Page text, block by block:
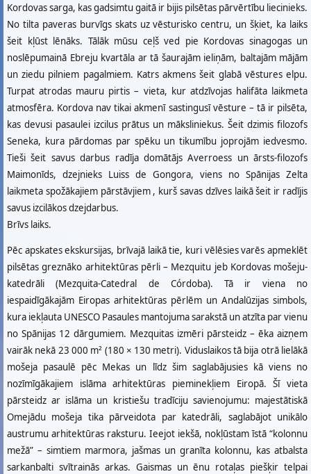
Kordovas sarga, kas gadsimtu gaitā ir bijis pilsētas pārvērtību liecinieks.
No tilta paveras burvīgs skats uz vēsturisko centru, un šķiet, ka laiks
šeit kļūst lēnāks. Tālāk mūsu ceļš ved pie Kordovas sinagogas un
noslēpumainā Ebreju kvartāla ar tā šaurajām ieliņām, baltajām mājām
un ziedu pilniem pagalmiem. Katrs akmens šeit glabā vēstures elpu.
Turpat atrodas mauru pirtis – vieta, kur atdzīvojas halifāta laikmeta
atmosfēra. Kordova nav tikai akmenī sastingusī vēsture – tā ir pilsēta,
kas devusi pasaulei izcilus prātus un māksliniekus. Šeit dzimis filozofs
Seneka, kura pārdomas par spēku un tikumību joprojām iedvesmo.
Tieši šeit savus darbus radīja domātājs Averroess un ārsts-filozofs
Maimonīds, dzejnieks Luiss de Gongora, viens no Spānijas Zelta
laikmeta spožākajiem pārstāvjiem , kurš savas dzīves laikā šeit ir radījis
savus izcilākos dzejdarbus.
Brīvs laiks.
Pēc apskates ekskursijas, brīvajā laikā tie, kuri vēlēsies varēs apmeklēt
pilsētas greznāko arhitektūras pērli – Mezquitu jeb Kordovas mošeju-
katedrāli (Mezquita-Catedral de Córdoba). Tā ir viena no
iespaidīgākajām Eiropas arhitektūras pērlēm un Andalūzijas simbols,
kura iekļauta UNESCO Pasaules mantojuma sarakstā un atzīta par vienu
no Spānijas 12 dārgumiem. Mezquitas izmēri pārsteidz – ēka aizņem
vairāk nekā 23 000 m² (180 × 130 metri). Viduslaikos tā bija otrā lielākā
mošeja pasaulē pēc Mekas un līdz šim saglabājusies kā viens no
nozīmīgākajiem islāma arhitektūras pieminekļiem Eiropā. Šī vieta
pārsteidz ar islāma un kristiešu tradīciju savienojumu: majestātiskā
Omejādu mošeja tika pārveidota par katedrāli, saglabājot unikālo
austrumu arhitektūras raksturu. Ieejot iekšā, nokļūstam īstā “kolonnu
mežā” – simtiem marmora, jašmas un granīta kolonnu, kas atbalsta
sarkanbalti svītrainās arkas. Gaismas un ēnu rotaļas piešķir telpai